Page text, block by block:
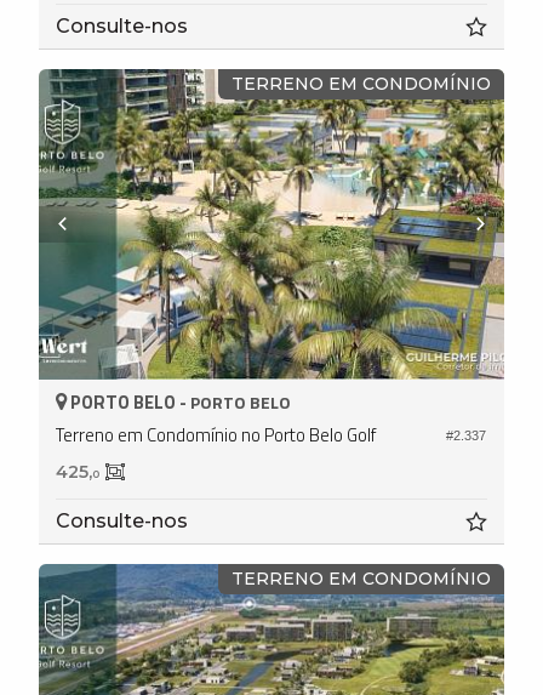
Consulte-nos
TERRENO EM CONDOMÍNIO
#2.337
PORTO BELO - PORTO BELO
Terreno em Condomínio no Porto Belo Golf
425,0
Consulte-nos
TERRENO EM CONDOMÍNIO